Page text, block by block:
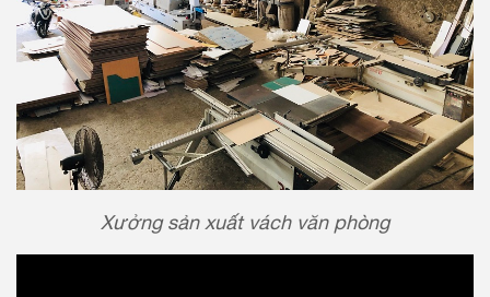
Xưởng sản xuất vách văn phòng